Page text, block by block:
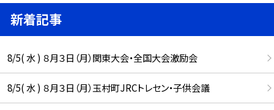
新着記事
8/5( 水 ) ８月３日（月）関東大会・全国大会激励会
8/5( 水 ) ８月３日（月）玉村町JRCトレセン・子供会議